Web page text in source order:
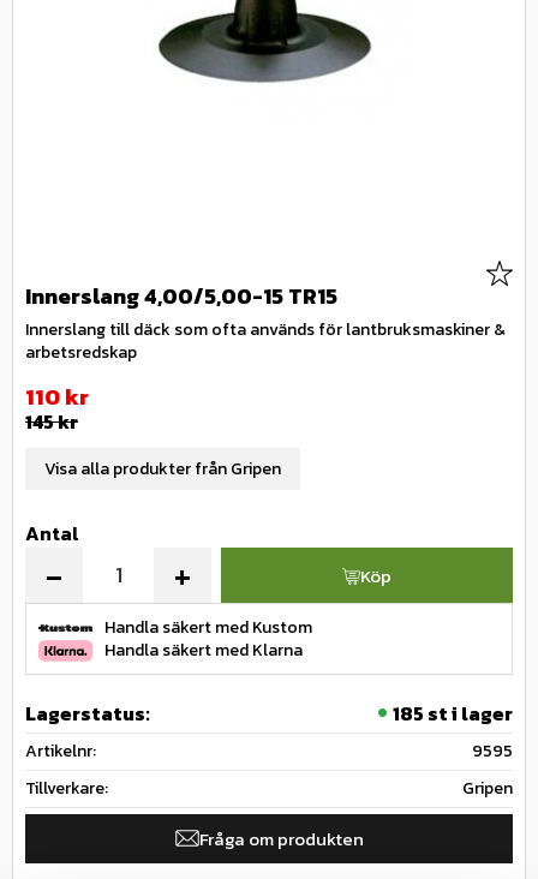
Innerslang 4,00/5,00-15 TR15
Innerslang till däck som ofta används för lantbruksmaskiner &
arbetsredskap
Nedsatt pris:
110kr
Ordinarie pris:
145kr
Antal
+
- Köp
Handla säkert med Kustom
Handla säkert med Klarna
Lagerstatus 185 st i lager
Artikelnr
9595
Tillverkare
Gripen
Fråga om produkten
Visa alla produkter från Gripen